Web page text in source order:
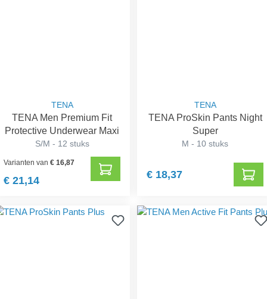
TENA
TENA Men Premium Fit
Protective Underwear Maxi
S/M - 12 stuks
Varianten van€ 16,87
€ 21,14
TENA
TENA ProSkin Pants Night
Super
M - 10 stuks
€ 18,37